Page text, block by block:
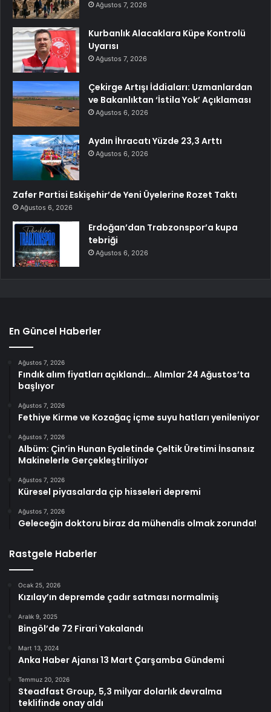
Ağustos 7, 2026
Kurbanlık Alacaklara Küpe Kontrolü
Uyarısı
Ağustos 7, 2026
Çekirge Artışı İddiaları: Uzmanlardan
ve Bakanlıktan ‘İstila Yok’ Açıklaması
Ağustos 6, 2026
Aydın İhracatı Yüzde 23,3 Arttı
Ağustos 6, 2026
Zafer Partisi Eskişehir’de Yeni Üyelerine Rozet Taktı
Ağustos 6, 2026
Erdoğan’dan Trabzonspor’a kupa
tebriği
Ağustos 6, 2026
En Güncel Haberler
Ağustos 7, 2026
Fındık alım fiyatları açıklandı… Alımlar 24 Ağustos’ta
başlıyor
Ağustos 7, 2026
Fethiye Kirme ve Kozağaç içme suyu hatları yenileniyor
Ağustos 7, 2026
Albüm: Çin’in Hunan Eyaletinde Çeltik Üretimi İnsansız
Makinelerle Gerçekleştiriliyor
Ağustos 7, 2026
Küresel piyasalarda çip hisseleri depremi
Ağustos 7, 2026
Geleceğin doktoru biraz da mühendis olmak zorunda!
Rastgele Haberler
Ocak 25, 2026
Kızılay’ın depremde çadır satması normalmiş
Aralık 9, 2025
Bingöl’de 72 Firari Yakalandı
Mart 13, 2024
Anka Haber Ajansı 13 Mart Çarşamba Gündemi
Temmuz 20, 2026
Steadfast Group, 5,3 milyar dolarlık devralma
teklifinde onay aldı